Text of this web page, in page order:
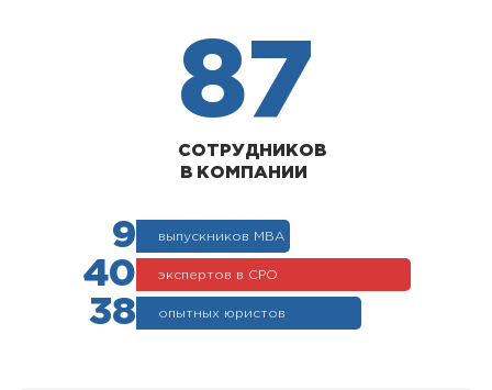
87
СОТРУДНИКОВ
В КОМПАНИИ
9 выпускников МВА
40 экспертов в СРО
38 опытных юристов